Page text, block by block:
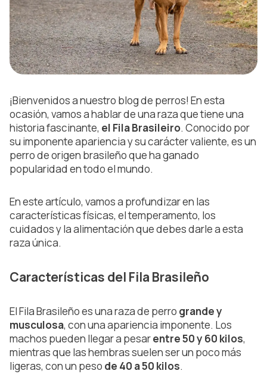
¡Bienvenidos a nuestro blog de perros! En esta
ocasión, vamos a hablar de una raza que tiene una
historia fascinante, el Fila Brasileiro. Conocido por
su imponente apariencia y su carácter valiente, es un
perro de origen brasileño que ha ganado
popularidad en todo el mundo.
En este artículo, vamos a profundizar en las
características físicas, el temperamento, los
cuidados y la alimentación que debes darle a esta
raza única.
Características del Fila Brasileño
El Fila Brasileño es una raza de perro grande y
musculosa, con una apariencia imponente. Los
machos pueden llegar a pesarentre 50 y 60 kilos,
mientras que las hembras suelen ser un poco más
ligeras, con un peso de 40 a 50 kilos.